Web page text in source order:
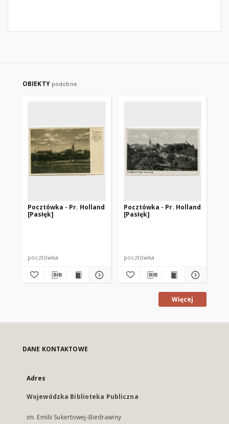
OBIEKTY podobne
Pocztówka - Pr. Holland
[Pasłęk]
pocztówka
Pocztówka - Pr. Holland
[Pasłęk]
pocztówka
Więcej
DANE KONTAKTOWE
Adres
Wojewódzka Biblioteka Publiczna
im. Emilii Sukertowej-Biedrawiny